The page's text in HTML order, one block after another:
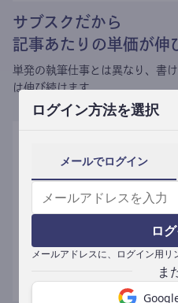
ログイン方法を選択
メールでログイン
ロ
メールアドレスに、ログイン用リ
サブスクだから
記事あたりの単価が伸
単発の執筆仕事とは異なり、 書
は伸び続けます。